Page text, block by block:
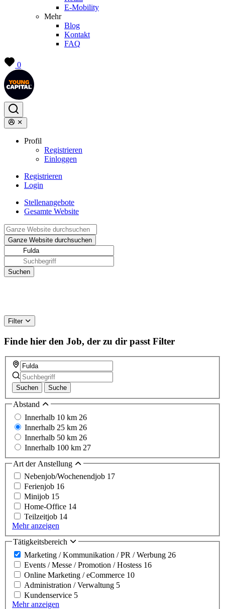
E-Mobility
Mehr
Blog
Kontakt
FAQ
0
Profil
Registrieren
Einloggen
Registrieren
Login
Stellenangebote
Gesamte Website
Filter
Finde hier den Job, der zu dir passt Filter
Suchen Suche
Abstand
Innerhalb 10 km 26
Innerhalb 25 km 26
Innerhalb 50 km 26
Innerhalb 100 km 27
Art der Anstellung
Nebenjob/Wochenendjob 17
Ferienjob 16
Minijob 15
Home-Office 14
Teilzeitjob 14
Mehr anzeigen
Tätigkeitsbereich
Marketing / Kommunikation / PR / Werbung 26
Events / Messe / Promotion / Hostess 16
Online Marketing / eCommerce 10
Administration / Verwaltung 5
Kundenservice 5
Mehr anzeigen